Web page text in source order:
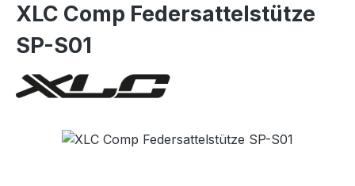
XLC Comp Federsattelstütze
SP-S01
Bildergalerie überspringen